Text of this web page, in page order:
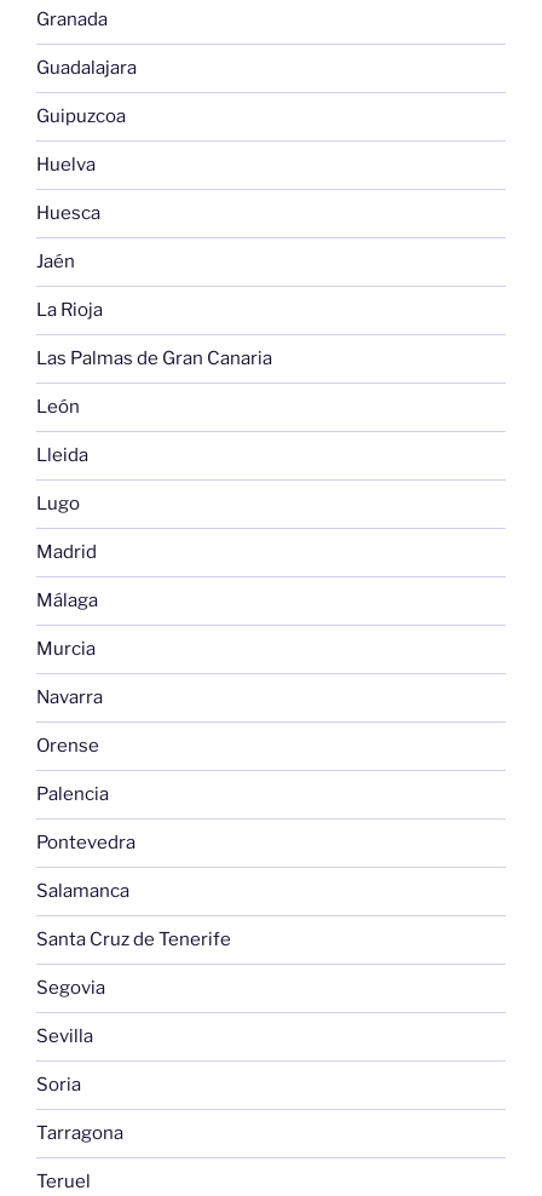
Granada
Guadalajara
Guipuzcoa
Huelva
Huesca
Jaén
La Rioja
Las Palmas de Gran Canaria
León
Lleida
Lugo
Madrid
Málaga
Murcia
Navarra
Orense
Palencia
Pontevedra
Salamanca
Santa Cruz de Tenerife
Segovia
Sevilla
Soria
Tarragona
Teruel